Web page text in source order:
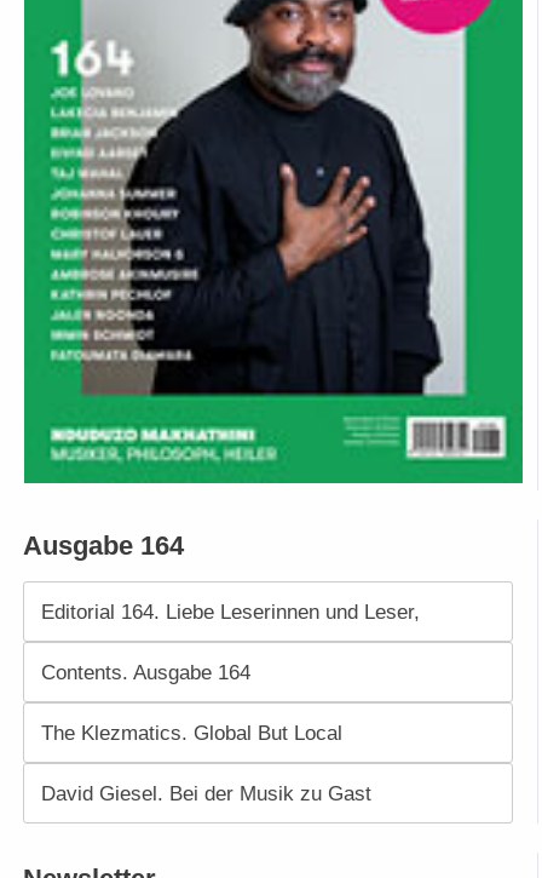
Ausgabe 164
Editorial 164. Liebe Leserinnen und Leser,
Contents. Ausgabe 164
The Klezmatics. Global But Local
David Giesel. Bei der Musik zu Gast